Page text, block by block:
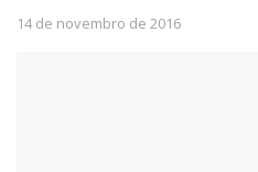
14 de novembro de 2016